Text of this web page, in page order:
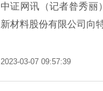
中证网讯（记者昝秀丽
新材料股份有限公司向
2023-03-07 09:57:39